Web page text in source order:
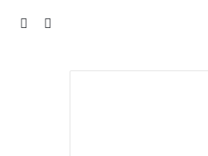
مقال